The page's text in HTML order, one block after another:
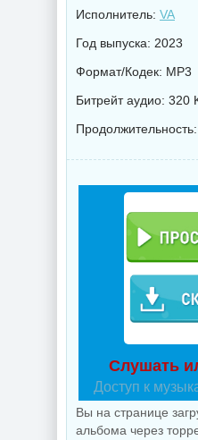
Исполнитель: VA
Год выпуска: 2023
Формат/Кодек: MP3
Битрейт аудио: 320
Слушать
Доступ к
Вы на странице
альбома через